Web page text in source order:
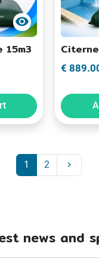
visibility
€
1 2 keyboard_arrow_right
news and